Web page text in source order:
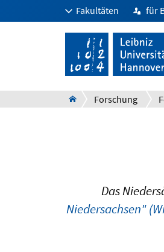
Fakultäten für
Forschung
Das
Niedersachsen"